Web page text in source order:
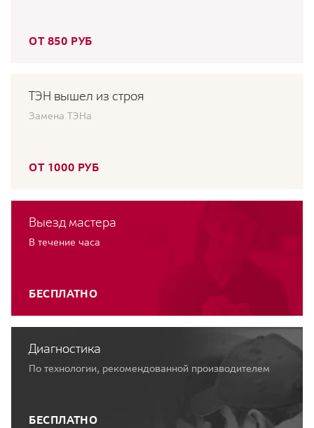
ОТ 850 РУБ
ТЭН вышел из строя
Замена ТЭНа
ОТ 1000 РУБ
Выезд мастера
В течение часа
БЕСПЛАТНО
Диагностика
По технологии, рекомендованной производителем
БЕСПЛАТНО